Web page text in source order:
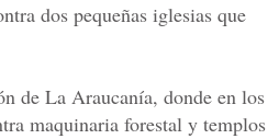
dos pequeñas iglesias que
de La Araucanía, donde en los
maquinaria forestal y templos